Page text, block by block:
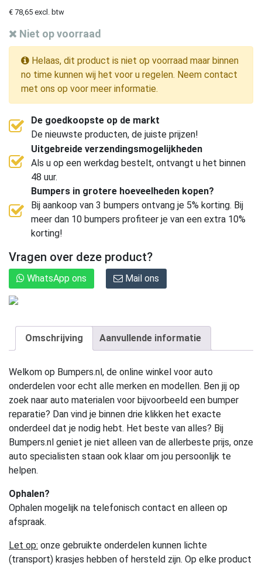
€ 78,65 excl. btw
Niet op voorraad
Helaas, dit product is niet op voorraad maar binnen
no time kunnen wij het voor u regelen. Neem contact
met ons op voor meer informatie.
De goedkoopste op de markt
De nieuwste producten, de juiste prijzen!
Uitgebreide verzendingsmogelijkheden
Als u op een werkdag bestelt, ontvangt u het binnen
48 uur.
Bumpers in grotere hoeveelheden kopen?
Bij aankoop van 3 bumpers ontvang je 5% korting. Bij
meer dan 10 bumpers profiteer je van een extra 10%
korting!
Vragen over deze product?
WhatsApp ons Mail ons
Omschrijving Aanvullende informatie
Welkom op Bumpers.nl, de online winkel voor auto
onderdelen voor echt alle merken en modellen. Ben jij op
zoek naar auto materialen voor bijvoorbeeld een bumper
reparatie? Dan vind je binnen drie klikken het exacte
onderdeel dat je nodig hebt. Het beste van alles? Bij
Bumpers.nl geniet je niet alleen van de allerbeste prijs, onze
auto specialisten staan ook klaar om jou persoonlijk te
helpen.
Ophalen?
Ophalen mogelijk na telefonisch contact en alleen op
afspraak.
Let op: onze gebruikte onderdelen kunnen lichte
(transport) krasjes hebben of hersteld zijn. Op elke product